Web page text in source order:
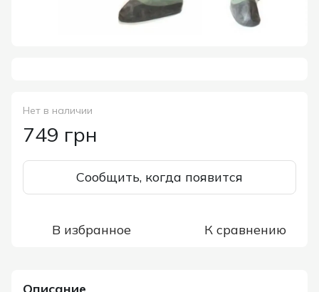
Нет в наличии
749 грн
Сообщить, когда появится
В избранное К сравнению